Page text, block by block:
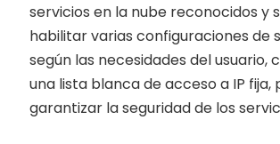
servicios en la nube reconocidos y
habilitar varias configuraciones de
según las necesidades del usuario,
una lista blanca de acceso a IP fija,
garantizar la seguridad de los